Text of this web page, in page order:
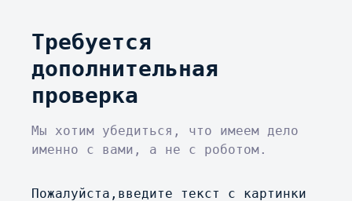
Требуется
дополнительная
проверка
Мы хотим убедиться, что имеем дело
именно с вами, а не с роботом.
Пожалуйста,введите текст с картинки